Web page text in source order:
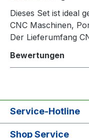
Dieses Set ist ideal
CNC Maschinen,
Der Lieferumfang
Bewertungen
Service-Hotline
Shop Service